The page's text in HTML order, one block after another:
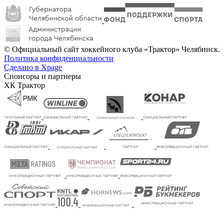
© Официальный сайт хоккейного клуба «Трактор» Челябинск.
Политика конфиденциальности
Сделано в Xpage
Спонсоры и партнеры
ХК Трактор